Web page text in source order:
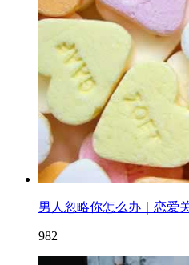
男人忽略你怎么办｜恋爱
982